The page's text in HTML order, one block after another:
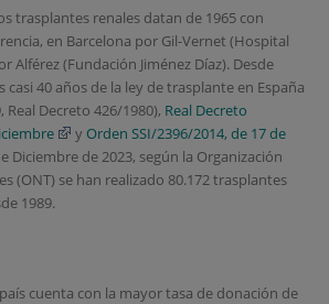
trasplantes renales datan de 1965 con
en Barcelona por Gil-Vernet (Hospital
Alférez (Fundación Jiménez Díaz). Desde
casi 40 años de la ley de trasplante en España
Real Decreto 426/1980), Real Decreto
y Orden SSI/2396/2014, de 17 de
Diciembre de 2023, según la Organización
(ONT) se han realizado 80.172 trasplantes
1989.
cuenta con la mayor tasa de donación de